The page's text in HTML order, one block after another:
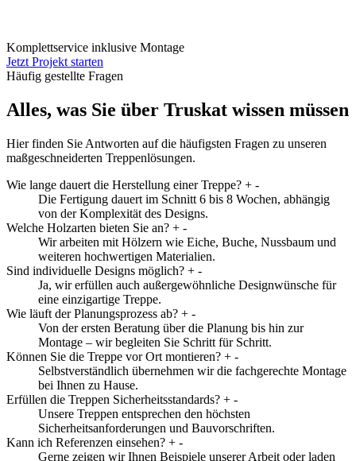
Komplettservice inklusive Montage
Jetzt Projekt starten
Häufig gestellte Fragen
Alles, was Sie über Truskat wissen müssen
Hier finden Sie Antworten auf die häufigsten Fragen zu unseren
maßgeschneiderten Treppenlösungen.
Wie lange dauert die Herstellung einer Treppe? + -
Die Fertigung dauert im Schnitt 6 bis 8 Wochen, abhängig
von der Komplexität des Designs.
Welche Holzarten bieten Sie an? + -
Wir arbeiten mit Hölzern wie Eiche, Buche, Nussbaum und
weiteren hochwertigen Materialien.
Sind individuelle Designs möglich? + -
Ja, wir erfüllen auch außergewöhnliche Designwünsche für
eine einzigartige Treppe.
Wie läuft der Planungsprozess ab? + -
Von der ersten Beratung über die Planung bis hin zur
Montage – wir begleiten Sie Schritt für Schritt.
Können Sie die Treppe vor Ort montieren? + -
Selbstverständlich übernehmen wir die fachgerechte Montage
bei Ihnen zu Hause.
Erfüllen die Treppen Sicherheitsstandards? + -
Unsere Treppen entsprechen den höchsten
Sicherheitsanforderungen und Bauvorschriften.
Kann ich Referenzen einsehen? + -
Gerne zeigen wir Ihnen Beispiele unserer Arbeit oder laden